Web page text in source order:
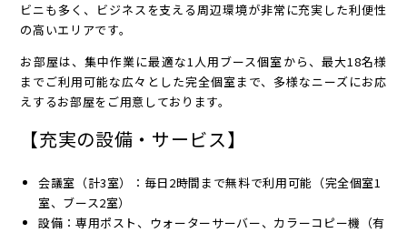
ビニも多く、ビジネスを支える周辺環境が非常に充実した利便性
の高いエリアです。
お部屋は、集中作業に最適な1人用ブース個室から、最大18名様
までご利用可能な広々とした完全個室まで、多様なニーズにお応
えするお部屋をご用意しております。
【充実の設備・サービス】
会議室（計3室）：毎日2時間まで無料で利用可能（完全個室1
室、ブース2室）
設備：専用ポスト、ウォーターサーバー、カラーコピー機（有